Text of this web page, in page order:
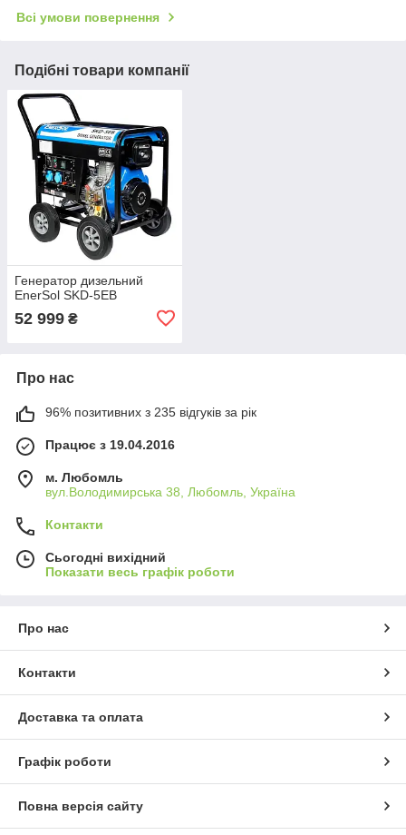
Всі умови повернення
Подібні товари компанії
Генератор дизельний
EnerSol SKD-5EB
52 999 ₴
Про нас
96% позитивних з 235 відгуків за рік
Працює з 19.04.2016
м. Любомль
вул.Володимирська 38, Любомль, Україна
Контакти
Сьогодні вихідний
Показати весь графік роботи
Про нас
Контакти
Доставка та оплата
Графік роботи
Повна версія сайту